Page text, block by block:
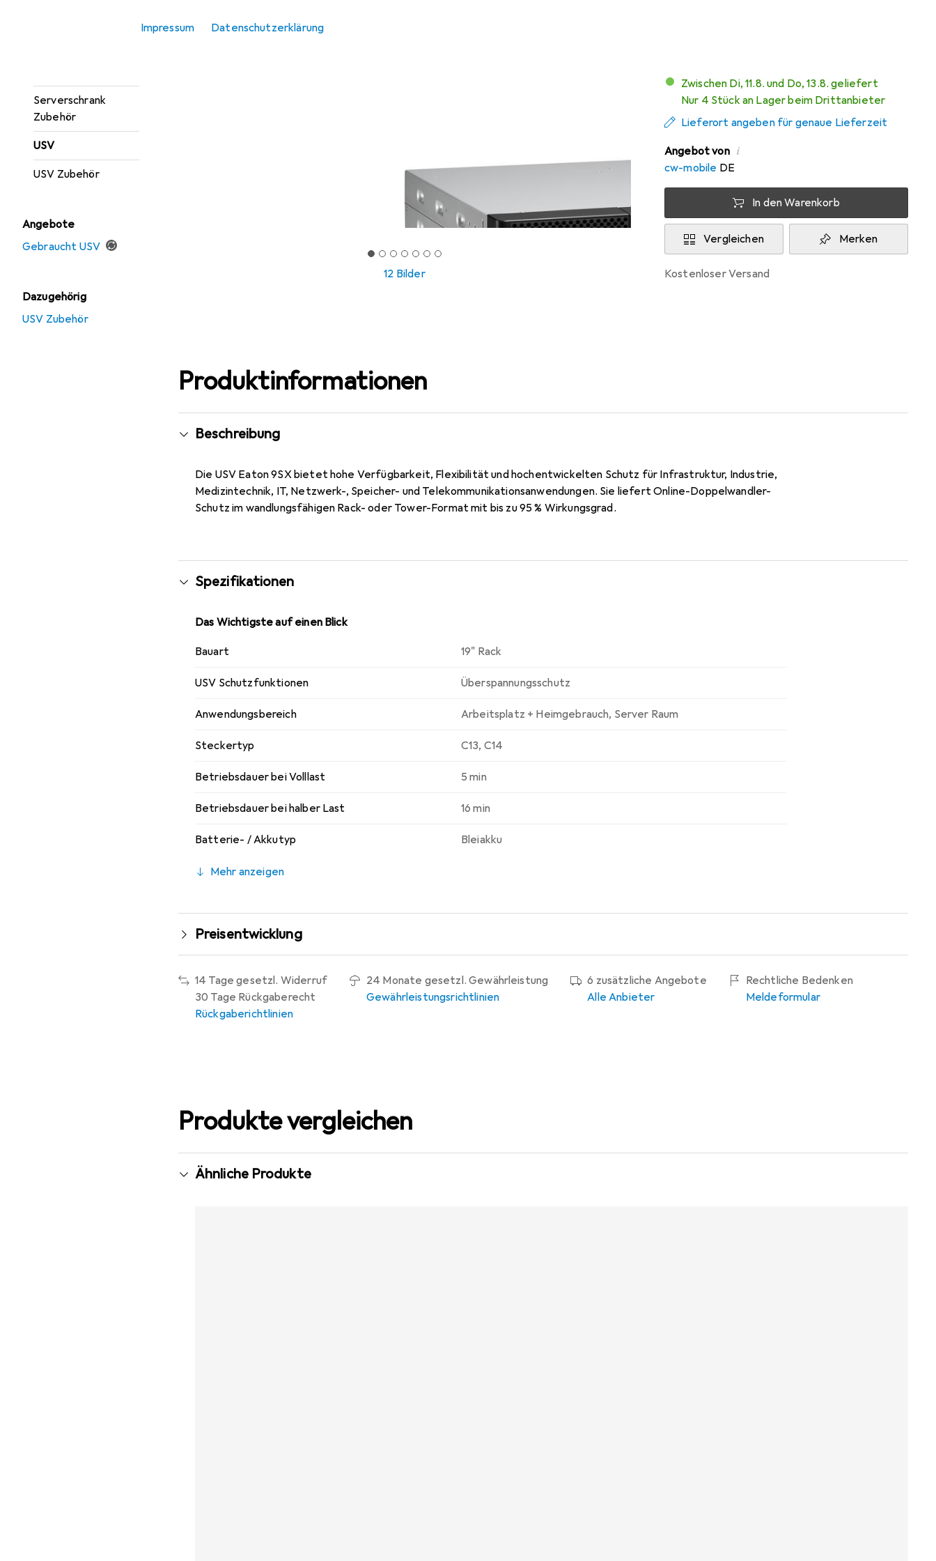
Impressum Datenschutzerklärung
Serverschrank
Zubehör
USV
USV Zubehör
Angebote
Gebraucht USV
Dazugehörig
USV Zubehör
12 Bilder
Zwischen Di, 11.8. und Do, 13.8. geliefert
Nur 4 Stück an Lager beim Drittanbieter
Lieferort angeben für genaue Lieferzeit
Angebot von i
cw-mobile DE
In den Warenkorb
Vergleichen Merken
kostenloser Versand
Produktinformationen
Beschreibung
Die USV Eaton 9SX bietet hohe Verfügbarkeit, Flexibilität und hochentwickelten Schutz für Infrastruktur, Industrie,
Medizintechnik, IT, Netzwerk-, Speicher- und Telekommunikationsanwendungen. Sie liefert Online-Doppelwandler-
Schutz im wandlungsfähigen Rack- oder Tower-Format mit bis zu 95 % Wirkungsgrad.
Spezifikationen
Das Wichtigste auf einen Blick
Bauart 19" Rack
USV Schutzfunktionen Überspannungsschutz
Anwendungsbereich Arbeitsplatz + Heimgebrauch, Server Raum
Steckertyp C13, C14
Betriebsdauer bei Volllast 5 min
Betriebsdauer bei halber Last 16 min
Batterie- / Akkutyp Bleiakku
Mehr anzeigen
Preisentwicklung
14 Tage gesetzl. Widerruf
30 Tage Rückgaberecht
Rückgaberichtlinien
24 Monate gesetzl. Gewährleistung
Gewährleistungsrichtlinien
6 zusätzliche Angebote
Alle Anbieter
Rechtliche Bedenken
Meldeformular
Produkte vergleichen
Ähnliche Produkte